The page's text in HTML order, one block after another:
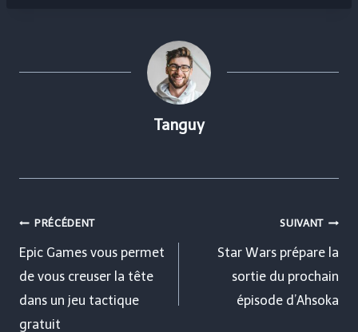
Tanguy
Navigation
de
l’article
PRÉCÉDENT
Epic Games vous permet
de vous creuser la tête
dans un jeu tactique
gratuit
SUIVANT
Star Wars prépare la
sortie du prochain
épisode d’Ahsoka